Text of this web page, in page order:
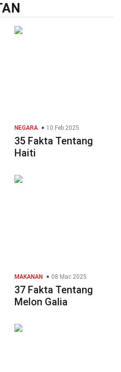
NEGARA 10 Feb 2025
35 Fakta Tentang
Haiti
MAKANAN 08 Mac 2025
37 Fakta Tentang
Melon Galia